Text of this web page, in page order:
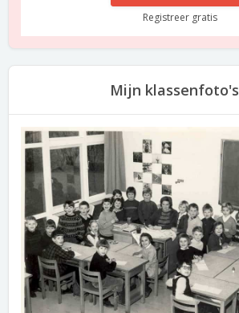
Registreer gratis
Mijn klassenfoto's